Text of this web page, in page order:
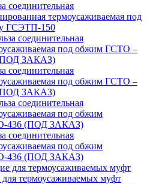
соединительная
термоусаживаемая под
ГСЭТП-150
соединительная
под обжим ГСТО –
ЗАКАЗ)
соединительная
под обжим
436 (ПОД ЗАКАЗ)
термоусаживаемых муфт